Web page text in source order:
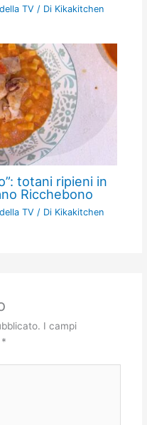
TV / Di Kikakitchen
totani ripieni in
Ricchebono
TV / Di Kikakitchen
I campi
*